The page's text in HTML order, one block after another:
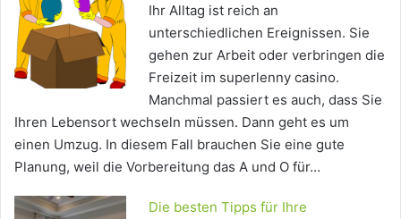
Ihr Alltag ist reich an
unterschiedlichen Ereignissen. Sie
gehen zur Arbeit oder verbringen die
Freizeit im superlenny casino.
Manchmal passiert es auch, dass Sie
Ihren Lebensort wechseln müssen. Dann geht es um
einen Umzug. In diesem Fall brauchen Sie eine gute
Planung, weil die Vorbereitung das A und O für…
Die besten Tipps für Ihre